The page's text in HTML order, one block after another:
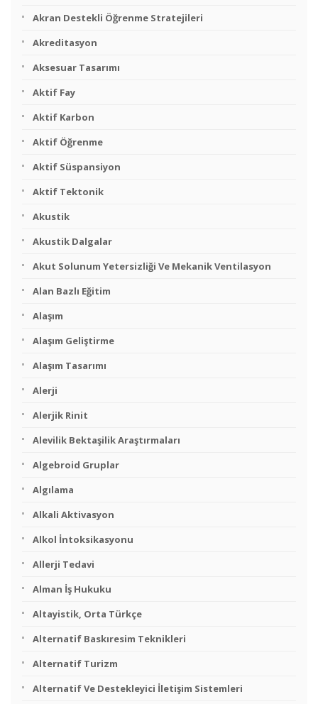
Akran Destekli Öğrenme Stratejileri
Akreditasyon
Aksesuar Tasarımı
Aktif Fay
Aktif Karbon
Aktif Öğrenme
Aktif Süspansiyon
Aktif Tektonik
Akustik
Akustik Dalgalar
Akut Solunum Yetersizliği Ve Mekanik Ventilasyon
Alan Bazlı Eğitim
Alaşım
Alaşım Geliştirme
Alaşım Tasarımı
Alerji
Alerjik Rinit
Alevilik Bektaşilik Araştırmaları
Algebroid Gruplar
Algılama
Alkali Aktivasyon
Alkol İntoksikasyonu
Allerji Tedavi
Alman İş Hukuku
Altayistik, Orta Türkçe
Alternatif Baskıresim Teknikleri
Alternatif Turizm
Alternatif Ve Destekleyici İletişim Sistemleri